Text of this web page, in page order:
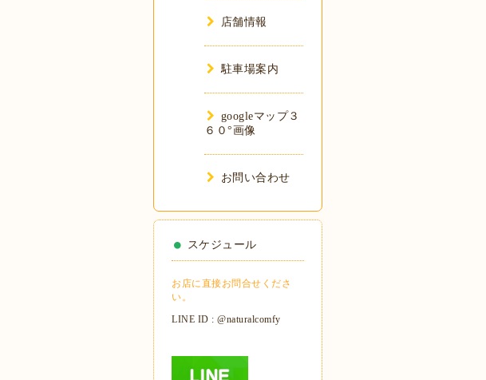
店舗情報
駐車場案内
googleマップ３
６０°画像
お問い合わせ
スケジュール
お店に直接お問合せくださ
い。
LINE ID : @naturalcomfy